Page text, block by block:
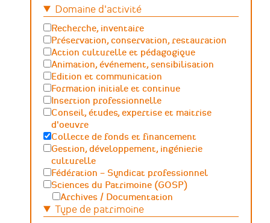
clésDomaine d'activité
Recherche, inventaire
Préservation, conservation, restauration
Action culturelle et pédagogique
Animation, événement, sensibilisation
Edition et communication
Formation initiale et continue
Insertion professionnelle
Conseil, études, expertise et maitrise
d'oeuvre
Collecte de fonds et financement
Gestion, développement, ingénierie
culturelle
Fédération – Syndicat professionnel
Sciences du Patrimoine (GOSP)
Archives / Documentation
Conservation du patrimoine et
Type de patrimoine